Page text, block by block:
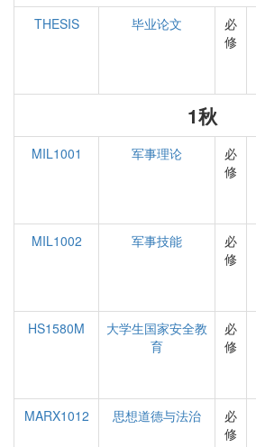
THESIS 毕业论文
必
修
1秋
MIL1001 军事理论
必
修
MIL1002
军事技能
必
修
HS1580M
大学生国家安全教
育
必
修
MARX1012
思想道德与法治
必
修